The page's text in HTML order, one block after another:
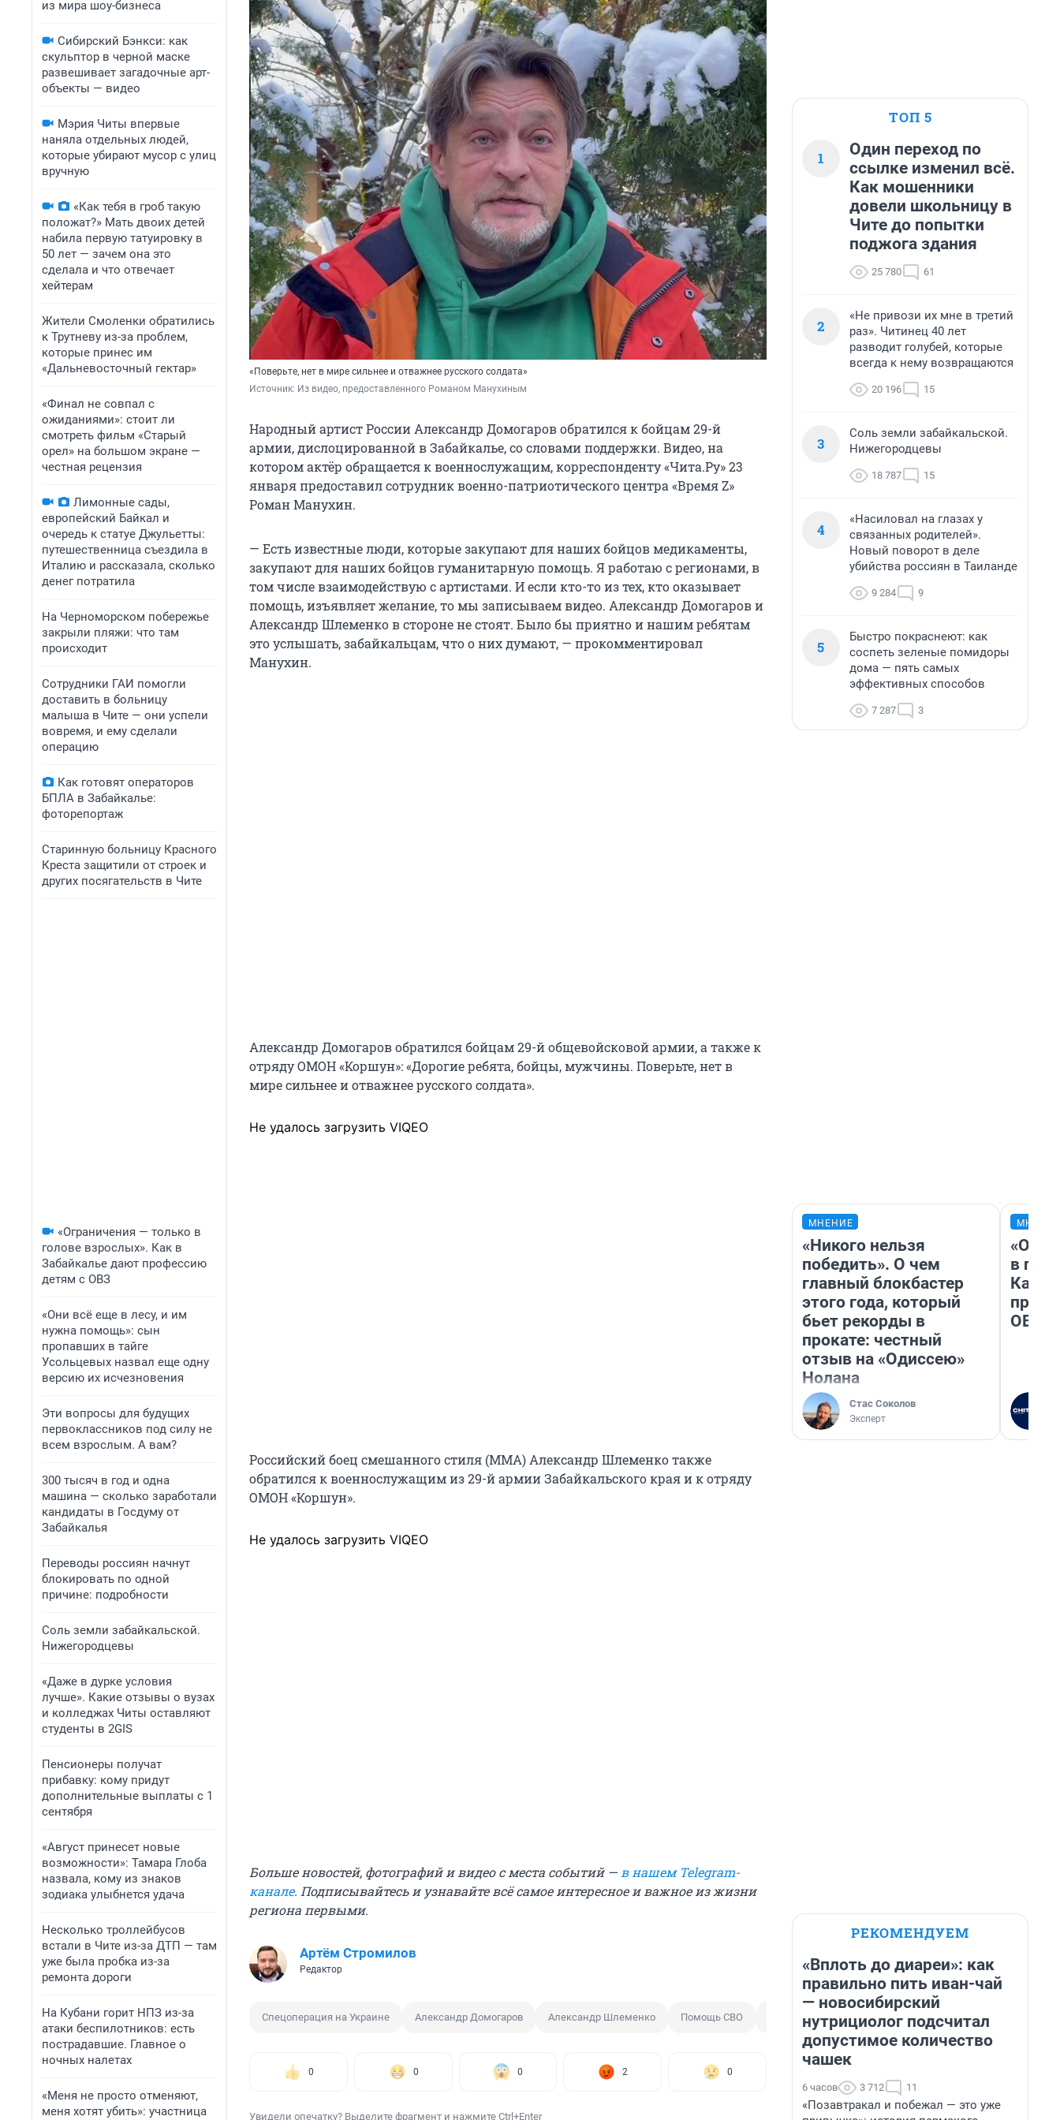
из мира шоу-бизнеса
Сибирский Бэнкси: как
скульптор в черной маске
развешивает загадочные арт-
объекты — видео
Мэрия Читы впервые
наняла отдельных людей,
которые убирают мусор с улиц
вручную
«Как тебя в гроб такую
положат?» Мать двоих детей
набила первую татуировку в
50 лет — зачем она это
сделала и что отвечает
хейтерам
Жители Смоленки обратились
к Трутневу из-за проблем,
которые принес им
«Дальневосточный гектар»
«Финал не совпал с
ожиданиями»: стоит ли
смотреть фильм «Старый
орел» на большом экране —
честная рецензия
Лимонные сады,
европейский Байкал и
очередь к статуе Джульетты:
путешественница съездила в
Италию и рассказала, сколько
денег потратила
На Черноморском побережье
закрыли пляжи: что там
происходит
Сотрудники ГАИ помогли
доставить в больницу
малыша в Чите — они успели
вовремя, и ему сделали
операцию
Как готовят операторов
БПЛА в Забайкалье:
фоторепортаж
Старинную больницу Красного
Креста защитили от строек и
других посягательств в Чите
«Ограничения — только в
голове взрослых». Как в
Забайкалье дают профессию
детям с ОВЗ
«Они всё еще в лесу, и им
нужна помощь»: сын
пропавших в тайге
Усольцевых назвал еще одну
версию их исчезновения
Эти вопросы для будущих
первоклассников под силу не
всем взрослым. А вам?
300 тысяч в год и одна
машина — сколько заработали
кандидаты в Госдуму от
Забайкалья
Переводы россиян начнут
блокировать по одной
причине: подробности
Соль земли забайкальской.
Нижегородцевы
«Даже в дурке условия
лучше». Какие отзывы о вузах
и колледжах Читы оставляют
студенты в 2GIS
Пенсионеры получат
прибавку: кому придут
дополнительные выплаты с 1
сентября
«Август принесет новые
возможности»: Тамара Глоба
назвала, кому из знаков
зодиака улыбнется удача
Несколько троллейбусов
встали в Чите из-за ДТП — там
уже была пробка из-за
ремонта дороги
На Кубани горит НПЗ из-за
атаки беспилотников: есть
пострадавшие. Главное о
ночных налетах
«Меня не просто отменяют,
меня хотят убить»: участница
«Поверьте, нет в мире сильнее и отважнее русского солдата»
Источник: Из видео, предоставленного Романом Манухиным
Народный артист России Александр Домогаров обратился к бойцам 29-й
армии, дислоцированной в Забайкалье, со словами поддержки. Видео, на
котором актёр обращается к военнослужащим, корреспонденту «Чита.Ру» 23
января предоставил сотрудник военно-патриотического центра «Время Z»
Роман Манухин.
— Есть известные люди, которые закупают для наших бойцов медикаменты,
закупают для наших бойцов гуманитарную помощь. Я работаю с регионами, в
том числе взаимодействую с артистами. И если кто-то из тех, кто оказывает
помощь, изъявляет желание, то мы записываем видео. Александр Домогаров и
Александр Шлеменко в стороне не стоят. Было бы приятно и нашим ребятам
это услышать, забайкальцам, что о них думают, — прокомментировал
Манухин.
Александр Домогаров обратился бойцам 29-й общевойсковой армии, а также к
отряду ОМОН «Коршун»: «Дорогие ребята, бойцы, мужчины. Поверьте, нет в
мире сильнее и отважнее русского солдата».
Не удалось загрузить VIQEO
Российский боец смешанного стиля (MMA) Александр Шлеменко также
обратился к военнослужащим из 29-й армии Забайкальского края и к отряду
ОМОН «Коршун».
Не удалось загрузить VIQEO
Больше новостей, фотографий и видео с места событий — в нашем Telegram-
канале. Подписывайтесь и узнавайте всё самое интересное и важное из жизни
региона первыми.
Артём Стромилов
Редактор
Спецоперация на Украине Александр Домогаров Александр Шлеменко Помощь СВО 29-я армия
0 0 0 2 0
Увидели опечатку? Выделите фрагмент и нажмите Ctrl+Enter
ТОП 5
1
Один переход по
ссылке изменил всё.
Как мошенники
довели школьницу в
Чите до попытки
поджога здания
25 780 61
2
«Не привози их мне в третий
раз». Читинец 40 лет
разводит голубей, которые
всегда к нему возвращаются
20 196 15
3
Соль земли забайкальской.
Нижегородцевы
18 787 15
4
«Насиловал на глазах у
связанных родителей».
Новый поворот в деле
убийства россиян в Таиланде
9 284 9
5
Быстро покраснеют: как
соспеть зеленые помидоры
дома — пять самых
эффективных способов
7 287 3
МНЕНИЕ
«Никого нельзя
победить». О чем
главный блокбастер
этого года, который
бьет рекорды в
прокате: честный
отзыв на «Одиссею»
Нолана
Стас Соколов
Эксперт
в
Как в
ОВЗ
РЕКОМЕНДУЕМ
«Вплоть до диареи»: как
правильно пить иван-чай
— новосибирский
нутрициолог подсчитал
допустимое количество
чашек
6 часов 3 712 11
«Позавтракал и побежал — это уже